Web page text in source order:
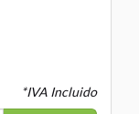
*IVA Incluido